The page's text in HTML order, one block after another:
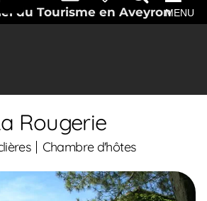
du Tourisme en AveyronMENU
Rougerie
Chambre d'hôtes